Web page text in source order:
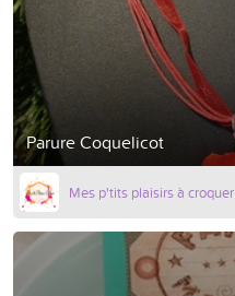
Parure Coquelicot
Mes p'tits plaisirs à croquer